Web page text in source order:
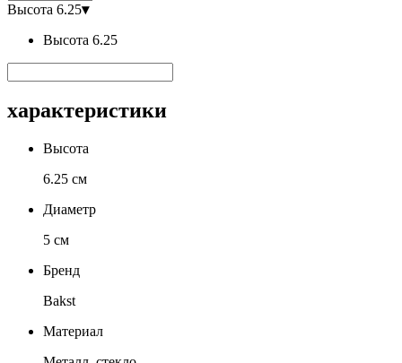
Высота 6.25▾
Высота 6.25
характеристики
Высота
6.25 см
Диаметр
5 см
Бренд
Bakst
Материал